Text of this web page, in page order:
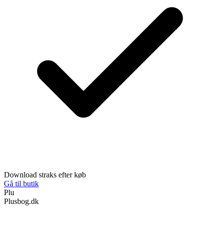
Download straks efter køb
Gå til butik
Plu
Plusbog.dk